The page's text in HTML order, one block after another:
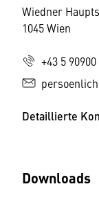
Wiedner
1045 Wien
+43 5
Detaillierte
Downloads